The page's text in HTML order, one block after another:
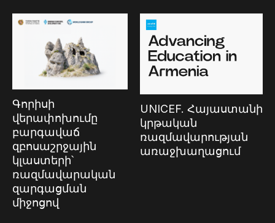
Գորիսի
վերափոխումը
բարգավաճ
զբոսաշրջային
կլաստերի՝
ռազմավարական
զարգացման
միջոցով
UNICEF. Հայաստանի
կրթական
ռազմավարության
առաջխաղացում